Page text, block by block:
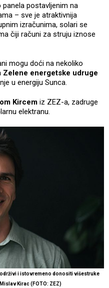
panela postavljenim na
– sve je atraktivnija
izračunima, solari se
čiji računi za struju iznose
mogu doći na nekoliko
Zelene energetske udruge
u energiju Sunca.
Kircem iz ZEZ-a, zadruge
elektranu.
i istovremeno donositi višestruke
Kirac (FOTO: ZEZ)